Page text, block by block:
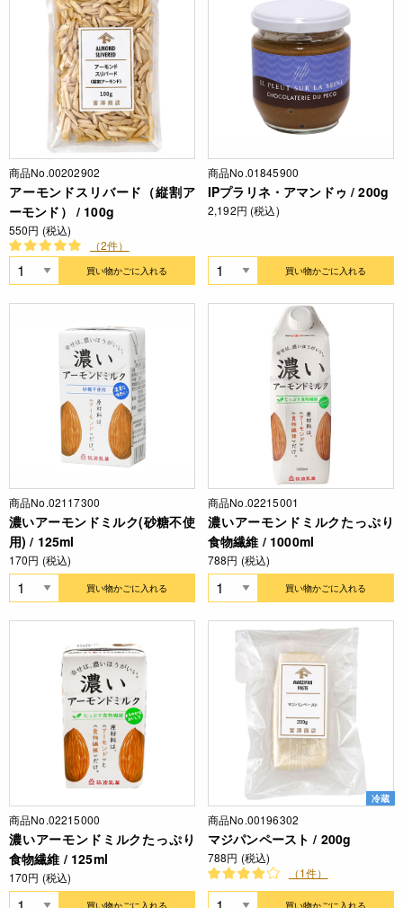
商品No.00202902
アーモンドスリバード（縦割ア
ーモンド） / 100g
550円 (税込)
（2件）
買い物かごに入れる
商品No.01845900
IPプラリネ・アマンドゥ / 200g
2,192円 (税込)
買い物かごに入れる
商品No.02117300
濃いアーモンドミルク(砂糖不使
用) / 125ml
170円 (税込)
買い物かごに入れる
商品No.02215001
濃いアーモンドミルクたっぷり
食物繊維 / 1000ml
788円 (税込)
買い物かごに入れる
商品No.02215000
濃いアーモンドミルクたっぷり
食物繊維 / 125ml
170円 (税込)
買い物かごに入れる
冷蔵
商品No.00196302
マジパンペースト / 200g
788円 (税込)
（1件）
買い物かごに入れる